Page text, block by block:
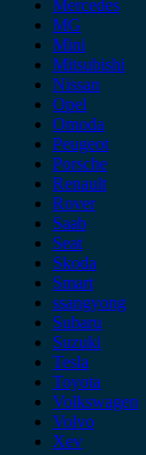
Mercedes
MG
Mini
Mitsubishi
Nissan
Opel
Omoda
Peugeot
Porsche
Renault
Rover
Saab
Seat
Skoda
Smart
ssangyong
Subaru
Suzuki
Tesla
Toyota
Volkswagen
Volvo
Xev